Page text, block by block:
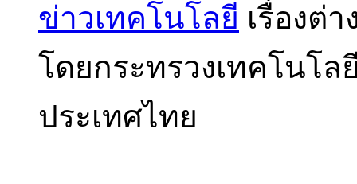
ข่าวเทคโนโลยี เรื่องต่
โดยกระทรวงเทคโนโ
ประเทศไทย